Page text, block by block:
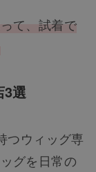
て、試着で
3選
つウィッグ専
グを日常の